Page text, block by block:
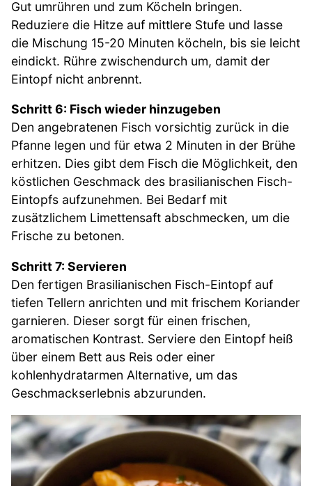
Gut umrühren und zum Köcheln bringen.
Reduziere die Hitze auf mittlere Stufe und lasse
die Mischung 15-20 Minuten köcheln, bis sie leicht
eindickt. Rühre zwischendurch um, damit der
Eintopf nicht anbrennt.
Schritt 6: Fisch wieder hinzugeben
Den angebratenen Fisch vorsichtig zurück in die
Pfanne legen und für etwa 2 Minuten in der Brühe
erhitzen. Dies gibt dem Fisch die Möglichkeit, den
köstlichen Geschmack des brasilianischen Fisch-
Eintopfs aufzunehmen. Bei Bedarf mit
zusätzlichem Limettensaft abschmecken, um die
Frische zu betonen.
Schritt 7: Servieren
Den fertigen Brasilianischen Fisch-Eintopf auf
tiefen Tellern anrichten und mit frischem Koriander
garnieren. Dieser sorgt für einen frischen,
aromatischen Kontrast. Serviere den Eintopf heiß
über einem Bett aus Reis oder einer
kohlenhydratarmen Alternative, um das
Geschmackserlebnis abzurunden.